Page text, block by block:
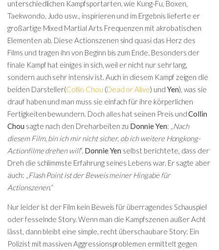
unterschiedlichen Kampfsportarten, wie Kung-Fu, Boxen,
Taekwondo, Judo usw., inspirieren und im Ergebnis lieferte er
großartige Mixed Martial Arts Frequenzen mit akrobatischen
Elementen ab. Diese Actionszenen sind quasi das Herz des
Films und tragen ihn von Beginn bis zum Ende. Besonders der
finale Kampf hat einiges in sich, weil er nicht nur sehr lang,
sondern auch sehr intensiv ist. Auch in diesem Kampf zeigen die
beiden Darsteller(Collin Chou (Dead or Alive) und Yen), was sie
drauf haben und man muss sie einfach für ihre körperlichen
Fertigkeiten bewundern. Doch alles hat seinen Preis undCollin
Chou sagte nach den Dreharbeiten zu Donnie Yen:
„Nach
diesem Film, bin ich mir nicht sicher, ob ich weitere Hongkong-
Actionfilme drehen will“. Donnie Yen selbst berichtete, dass der
Dreh die schlimmste Erfahrung seines Lebens war. Er sagte aber
auch:
„Flash Point ist der Beweis meiner Hingabe für
Actionszenen.“
Nur leider ist der Film kein Beweis für überragendes Schauspiel
oder fesselnde Story. Wenn man die Kampfszenen außer Acht
lässt, dann bleibt eine simple, recht überschaubare Story: Ein
Polizist mit massiven Aggressionsproblemen ermittelt gegen